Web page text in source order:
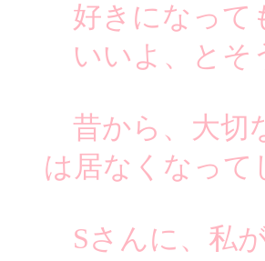
好きになって
いいよ、とそ
昔から、大切
は居なくなって
Sさんに、私